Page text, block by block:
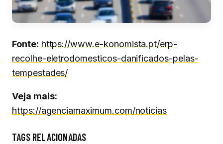
Fonte: https://www.e-konomista.pt/erp-
recolhe-eletrodomesticos-danificados-pelas-
tempestades/
Veja mais:
https://agenciamaximum.com/noticias
TAGS RELACIONADAS